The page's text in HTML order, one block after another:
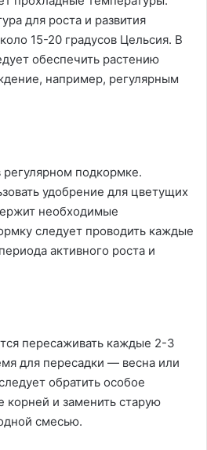
для роста и развития
15-20 градусов Цельсия. В
обеспечить растению
например, регулярным
подкормке.
удобрение для цветущих
необходимые
следует проводить каждые
активного роста и
пересаживать каждые 2-3
для пересадки — весна или
обратить особое
корней и заменить старую
смесью.